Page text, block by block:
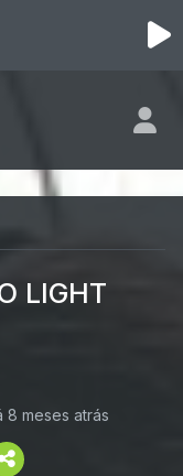
LIGHT
8 meses atrás